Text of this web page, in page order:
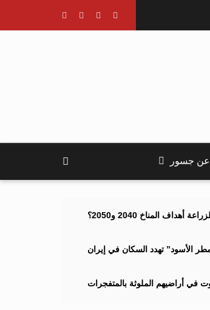
عن جسور
المناخ 2040 و2050؟
الأسود” تهدد السكان في إيران
في أراضيهم الملوثة بالمتفجرات